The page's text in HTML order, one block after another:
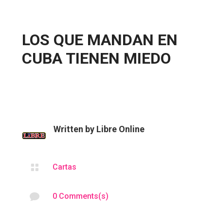
LOS QUE MANDAN EN
CUBA TIENEN MIEDO
Written by Libre Online
 Cartas
 0 Comments(s)